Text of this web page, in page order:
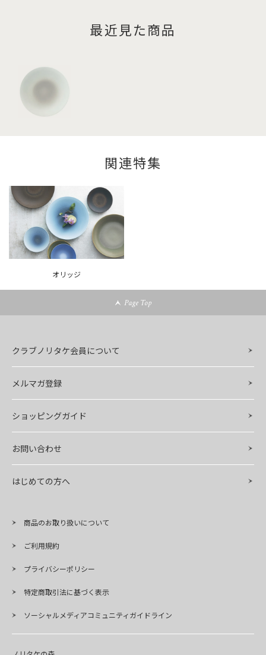
最近見た商品
関連特集
オリッジ
Page Top
クラブノリタケ会員について
メルマガ登録
ショッピングガイド
お問い合わせ
はじめての方へ
商品のお取り扱いについて
ご利用規約
プライバシーポリシー
特定商取引法に基づく表示
ソーシャルメディアコミュニティガイドライン